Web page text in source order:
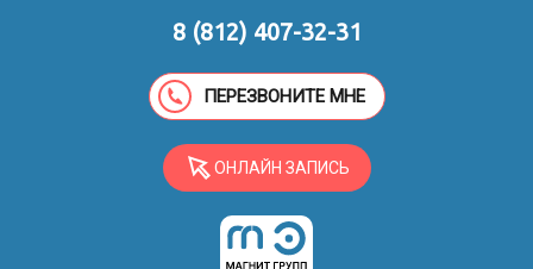
8 (812) 407-32-31
ПЕРЕЗВОНИТЕ МНЕ
ОНЛАЙН ЗАПИСЬ